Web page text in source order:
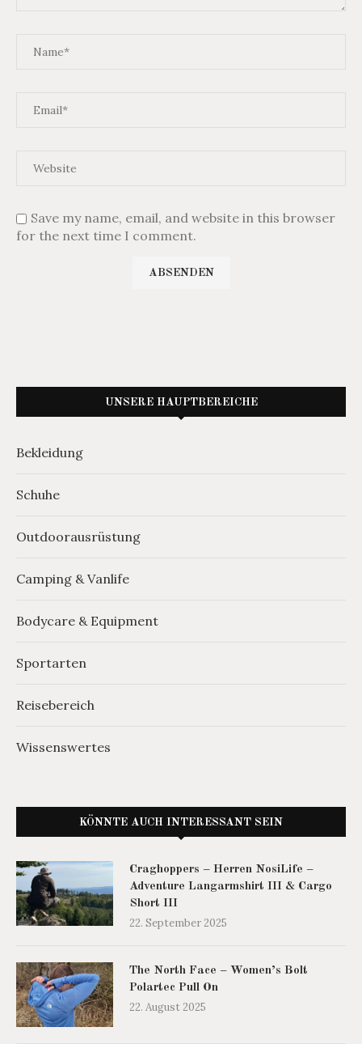
Save my name, email, and website in this browser
for the next time I comment.
UNSERE HAUPTBEREICHE
Bekleidung
Schuhe
Outdoorausrüstung
Camping & Vanlife
Bodycare & Equipment
Sportarten
Reisebereich
Wissenswertes
KÖNNTE AUCH INTERESSANT SEIN
Craghoppers – Herren NosiLife –
Adventure Langarmshirt III & Cargo
Short III
22. September 2025
The North Face – Women’s Bolt
Polartec Pull On
22. August 2025